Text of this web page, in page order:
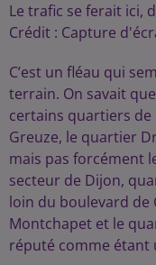
Le trafic se ferait ici,
Crédit : Capture
C’est un fléau qui
terrain. On savait
certains quartiers de
Greuze, le quartier
mais pas forcément
secteur de Dijon,
loin du boulevard de
Montchapet et le
réputé comme étant